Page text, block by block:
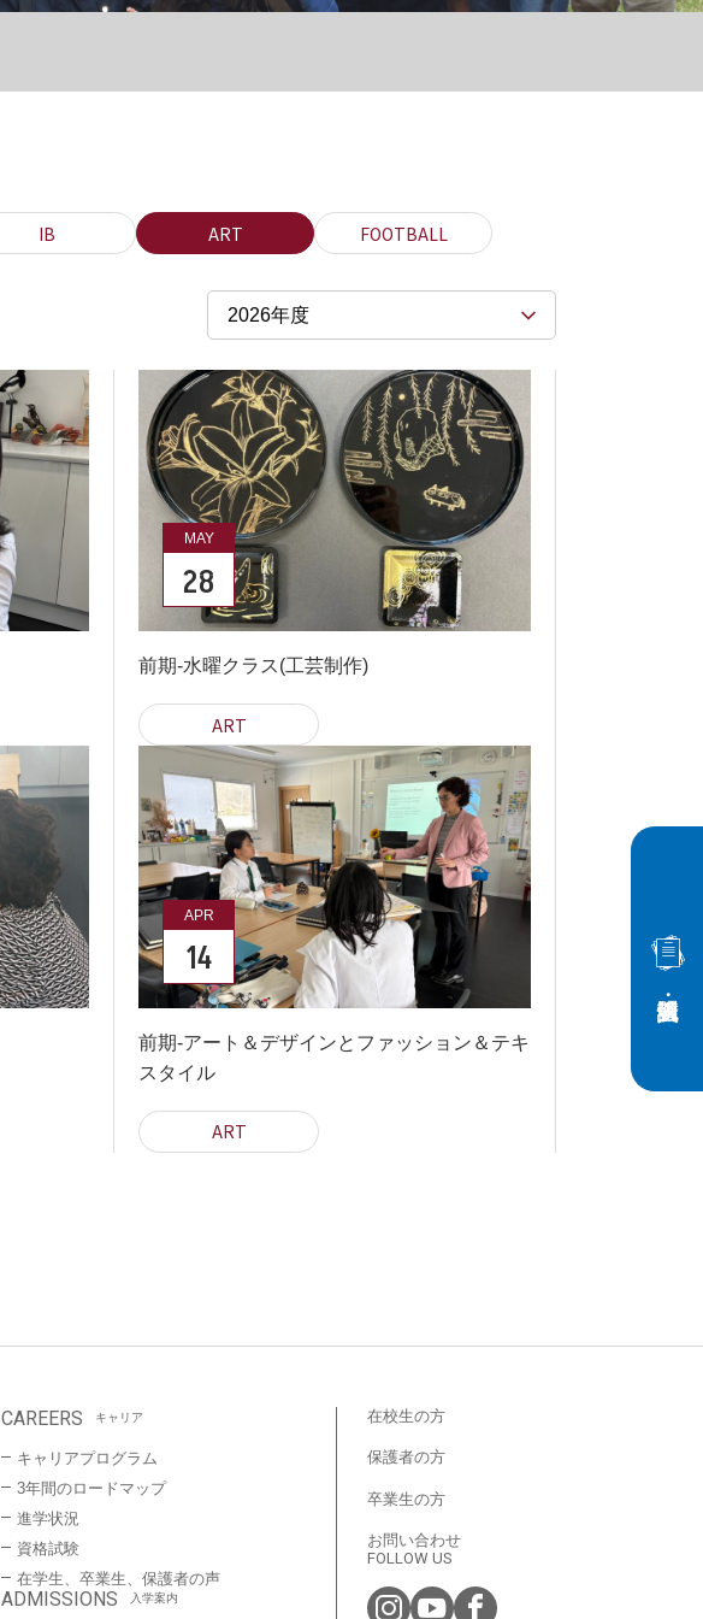
IB ART FOOTBALL
2026年度
MAY
28
前期-水曜クラス(工芸制作)
ART
APR
14
前期-アート＆デザインとファッション＆テキ
スタイル
ART
CAREERS キャリア
キャリアプログラム
3年間のロードマップ
進学状況
資格試験
在学生、卒業生、保護者の声
ADMISSIONS 入学案内
在校生の方
保護者の方
卒業生の方
お問い合わせ
FOLLOW US